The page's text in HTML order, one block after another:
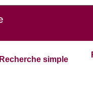
Recherche simple